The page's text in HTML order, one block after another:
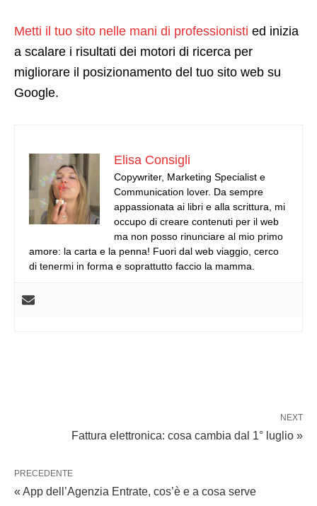
Metti il tuo sito nelle mani di professionisti ed inizia
a scalare i risultati dei motori di ricerca per
migliorare il posizionamento del tuo sito web su
Google.
Elisa Consigli
Copywriter, Marketing Specialist e
Communication lover. Da sempre
appassionata ai libri e alla scrittura, mi
occupo di creare contenuti per il web
ma non posso rinunciare al mio primo
amore: la carta e la penna! Fuori dal web viaggio, cerco
di tenermi in forma e soprattutto faccio la mamma.
NEXT
Fattura elettronica: cosa cambia dal 1° luglio »
PRECEDENTE
« App dell’Agenzia Entrate, cos’è e a cosa serve